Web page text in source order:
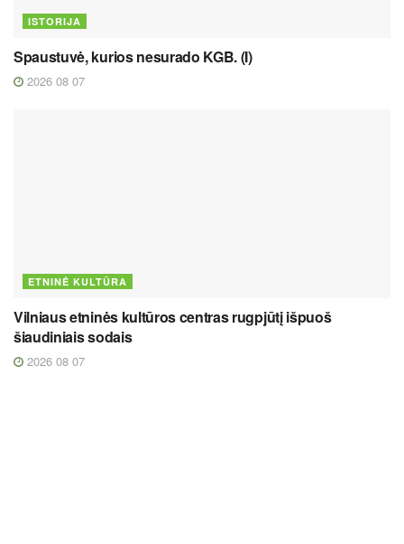
ISTORIJA
Spaustuvė, kurios nesurado KGB. (I)
2026 08 07
ETNINĖ KULTŪRA
Vilniaus etninės kultūros centras rugpjūtį išpuoš
šiaudiniais sodais
2026 08 07